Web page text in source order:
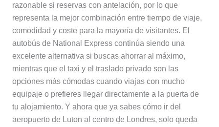
razonable si reservas con antelación, por lo que
representa la mejor combinación entre tiempo de viaje,
comodidad y coste para la mayoría de visitantes. El
autobús de National Express continúa siendo una
excelente alternativa si buscas ahorrar al máximo,
mientras que el taxi y el traslado privado son las
opciones más cómodas cuando viajas con mucho
equipaje o prefieres llegar directamente a la puerta de
tu alojamiento. Y ahora que ya sabes cómo ir del
aeropuerto de Luton al centro de Londres, solo queda